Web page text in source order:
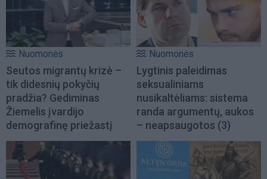
Nuomonės
Seutos migrantų krizė –
tik didesnių pokyčių
pradžia? Gediminas
Žiemelis įvardijo
demografinę priežastį
Nuomonės
Lygtinis paleidimas
seksualiniams
nusikaltėliams: sistema
randa argumentų, aukos
– neapsaugotos (3)